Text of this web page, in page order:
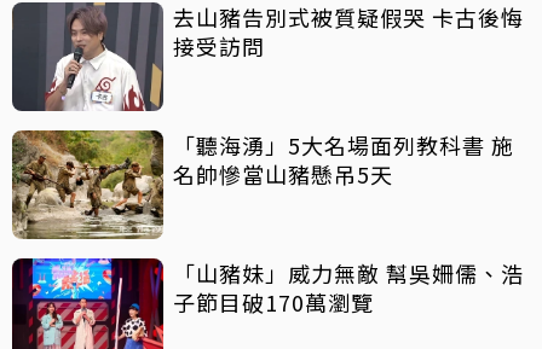
去山豬告別式被質疑假哭 卡古後悔
接受訪問
「聽海湧」5大名場面列教科書 施
名帥慘當山豬懸吊5天
「山豬妹」威力無敵 幫吳姍儒、浩
子節目破170萬瀏覽